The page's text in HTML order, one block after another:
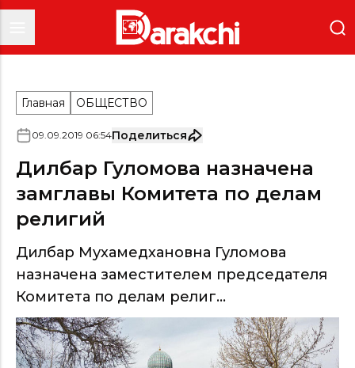
Главная ОБЩЕСТВО
09.09.2019 06:54Поделиться
Дилбар Гуломова назначена
замглавы Комитета по делам
религий
Дилбар Мухамедхановна Гуломова
назначена заместителем председателя
Комитета по делам религ...